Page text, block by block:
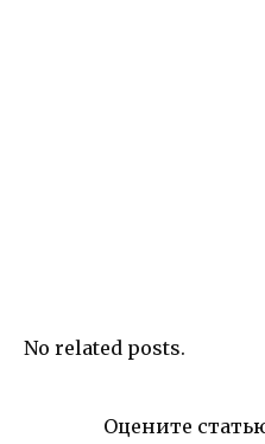
No related posts.
Оцените